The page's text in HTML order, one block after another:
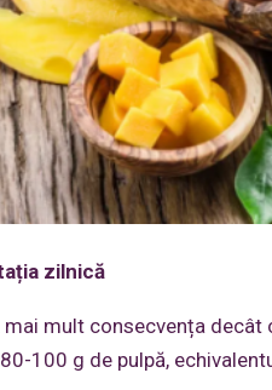
zilnică
mult consecvența
100 g de pulpă,